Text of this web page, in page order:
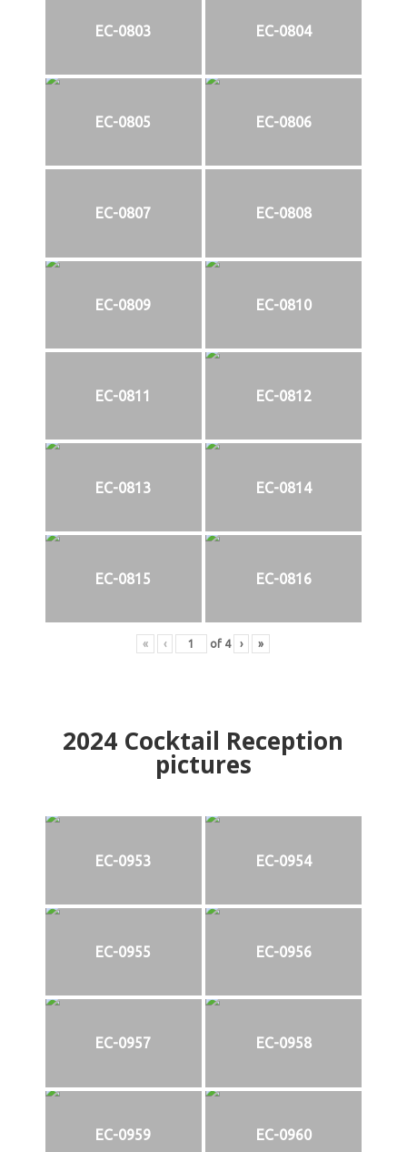
EC-0803 EC-0804
EC-0805 EC-0806
EC-0807 EC-0808
EC-0809 EC-0810
EC-0811 EC-0812
EC-0813 EC-0814
EC-0815 EC-0816
« ‹ of 4 › »
2024 Cocktail Reception
pictures
EC-0953 EC-0954
EC-0955 EC-0956
EC-0957 EC-0958
EC-0959 EC-0960